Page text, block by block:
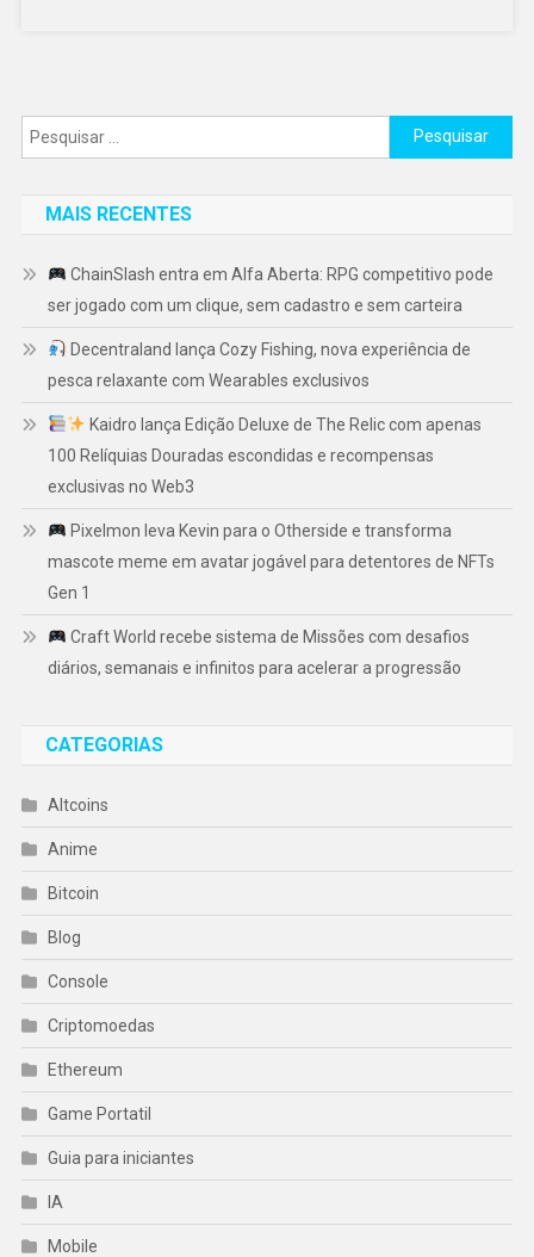
Pesquisar
por:
MAIS RECENTES
ChainSlash entra em Alfa Aberta: RPG competitivo pode
ser jogado com um clique, sem cadastro e sem carteira
Decentraland lança Cozy Fishing, nova experiência de
pesca relaxante com Wearables exclusivos
Kaidro lança Edição Deluxe de The Relic com apenas
100 Relíquias Douradas escondidas e recompensas
exclusivas no Web3
Pixelmon leva Kevin para o Otherside e transforma
mascote meme em avatar jogável para detentores de NFTs
Gen 1
Craft World recebe sistema de Missões com desafios
diários, semanais e infinitos para acelerar a progressão
CATEGORIAS
Altcoins
Anime
Bitcoin
Blog
Console
Criptomoedas
Ethereum
Game Portatil
Guia para iniciantes
IA
Mobile